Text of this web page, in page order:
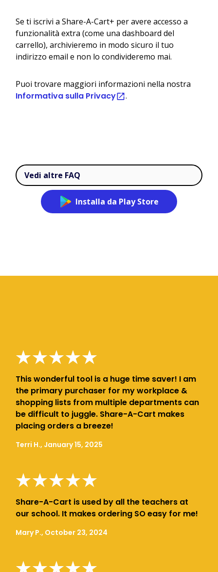
Se ti iscrivi a Share-A-Cart+ per avere accesso a
funzionalità extra (come una dashboard del
carrello), archivieremo in modo sicuro il tuo
indirizzo email e non lo condivideremo mai.
Puoi trovare maggiori informazioni nella nostra
Informativa sulla Privacy .
Vedi altre FAQ
Installa da Play Store
This wonderful tool is a huge time saver! I am
the primary purchaser for my workplace &
shopping lists from multiple departments can
be difficult to juggle. Share-A-Cart makes
placing orders a breeze!
Terri H., January 15, 2025
Share-A-Cart is used by all the teachers at
our school. It makes ordering SO easy for me!
Mary P., October 23, 2024